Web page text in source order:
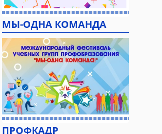
МЫ-ОДНА КОМАНДА
ПРОФКАДР